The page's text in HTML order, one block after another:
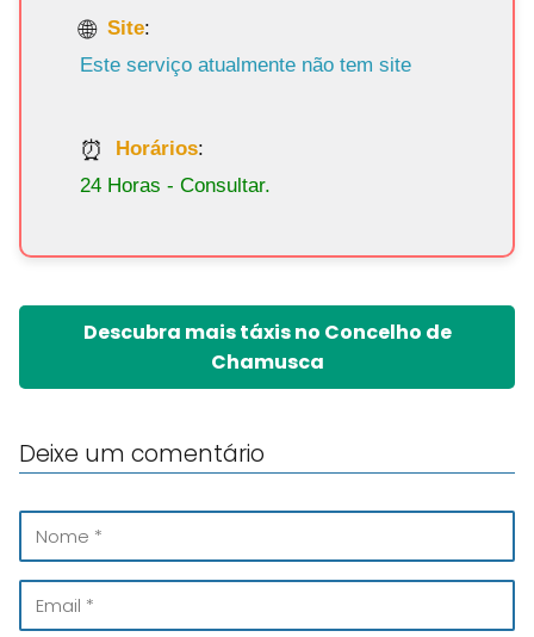
Site:
Este serviço atualmente não tem site
Horários:
24 Horas - Consultar.
Descubra mais táxis no Concelho de
Chamusca
Deixe um comentário